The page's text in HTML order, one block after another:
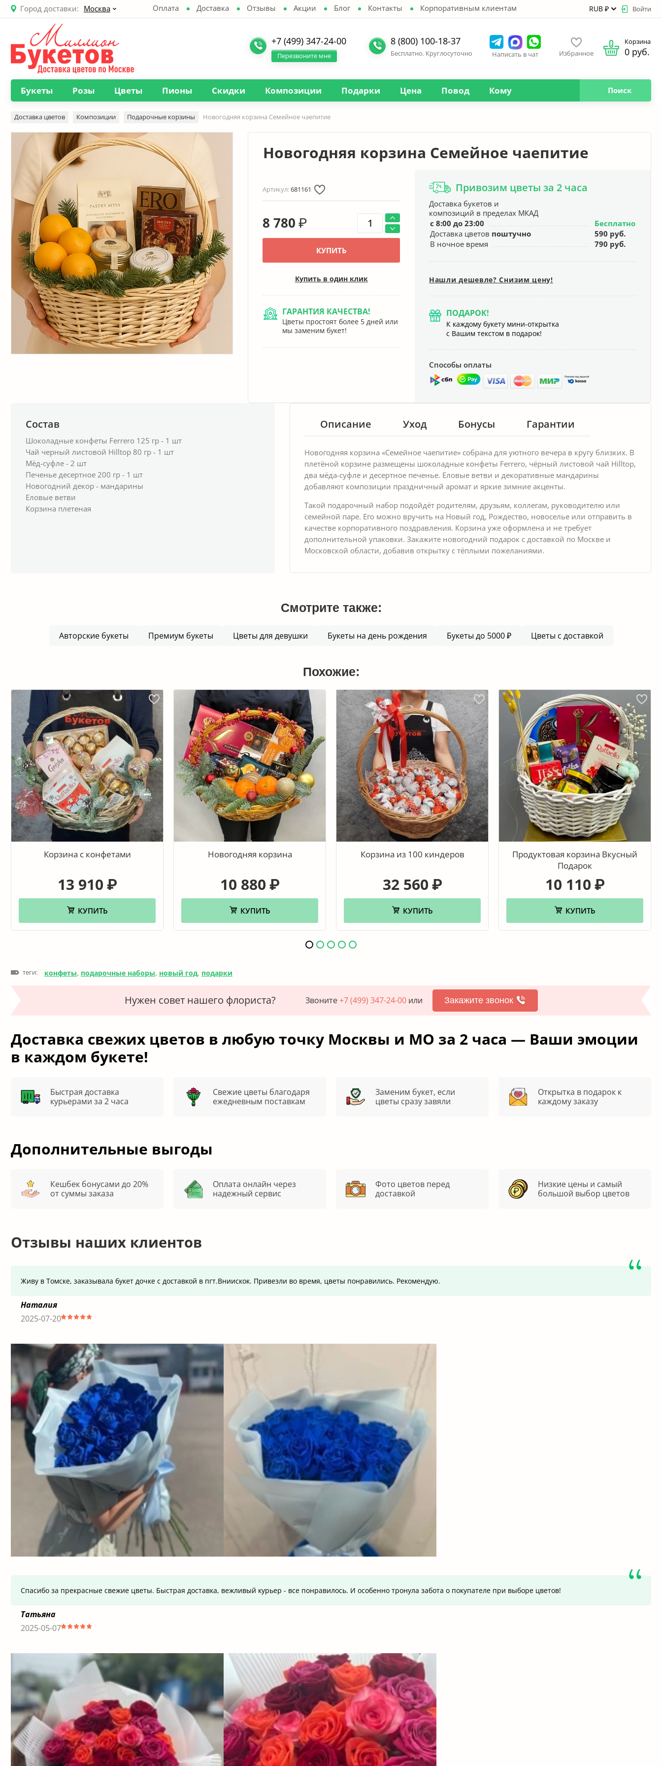
Оплата Доставка Отзывы Акции Блог Контакты Корпоративным клиентам
Город доставки: Москва RUB ₽ Войти
+7 (499) 347-24-00
Перезвоните мне
8 (800) 100-18-37
Бесплатно. Круглосуточно Написать в чат Избранное
Корзина
0 руб.
Букеты Розы Цветы Пионы Скидки Композиции Подарки Цена Повод Кому Поиск
Доставка цветов Композиции Подарочные корзины Новогодняя корзина Семейное чаепитие
Новогодняя корзина Семейное чаепитие
Артикул:681161
8 780 ₽
КУПИТЬ
Купить в один клик
ГАРАНТИЯ КАЧЕСТВА!
Цветы простоят более 5 дней или
мы заменим букет!
Привозим цветы за 2 часа
Доставка букетов и
композиций в пределах МКАД
с 8:00 до 23:00
Бесплатно
Доставка цветов поштучно
590 руб.
В ночное время
790 руб.
Нашли дешевле? Снизим цену!
ПОДАРОК!
К каждому букету мини-открытка
с Вашим текстом в подарок!
Способы оплаты
Состав
Шоколадные конфеты Ferrero 125 гр - 1 шт
Чай черный листовой Hilltop 80 гр - 1 шт
Мёд-суфле - 2 шт
Печенье десертное 200 гр - 1 шт
Новогодний декор - мандарины
Еловые ветви
Корзина плетеная
Описание Уход Бонусы Гарантии
Новогодняя корзина «Семейное чаепитие» собрана для уютного вечера в кругу близких. В
плетёной корзине размещены шоколадные конфеты Ferrero, чёрный листовой чай Hilltop,
два мёда-суфле и десертное печенье. Еловые ветви и декоративные мандарины
добавляют композиции праздничный аромат и яркие зимние акценты.
Такой подарочный набор подойдёт родителям, друзьям, коллегам, руководителю или
семейной паре. Его можно вручить на Новый год, Рождество, новоселье или отправить в
качестве корпоративного поздравления. Корзина уже оформлена и не требует
дополнительной упаковки. Закажите новогодний подарок с доставкой по Москве и
Московской области, добавив открытку с тёплыми пожеланиями.
Смотрите также:
Авторские букеты Премиум букеты Цветы для девушки Букеты на день рождения Букеты до 5000 ₽ Цветы с доставкой
Похожие:
Корзина с конфетами
13 910 ₽
КУПИТЬ
Новогодняя корзина
10 880 ₽
КУПИТЬ
Корзина из 100 киндеров
32 560 ₽
КУПИТЬ
Продуктовая корзина Вкусный
Подарок
10 110 ₽
КУПИТЬ
теги: конфеты, подарочные наборы, новый год, подарки
Нужен совет нашего флориста? Звоните+7 (499) 347-24-00или Закажите звонок
Доставка свежих цветов в любую точку Москвы и МО за 2 часа — Ваши эмоции
в каждом букете!
Быстрая доставка
курьерами за 2 часа
Свежие цветы благодаря
ежедневным поставкам
Заменим букет, если
цветы сразу завяли
Открытка в подарок к
каждому заказу
Дополнительные выгоды
Кешбек бонусами до 20%
от суммы заказа
Оплата онлайн через
надежный сервис
Фото цветов перед
доставкой
Низкие цены и самый
большой выбор цветов
Отзывы наших клиентов
Живу в Томске, заказывала букет дочке с доставкой в пгт.Вниискок. Привезли во время, цветы понравились. Рекомендую.
Наталия
2025-07-20
Спасибо за прекрасные свежие цветы. Быстрая доставка, вежливый курьер - все понравилось. И особенно тронула забота о покупателе при выборе цветов!
Татьяна
2025-05-07